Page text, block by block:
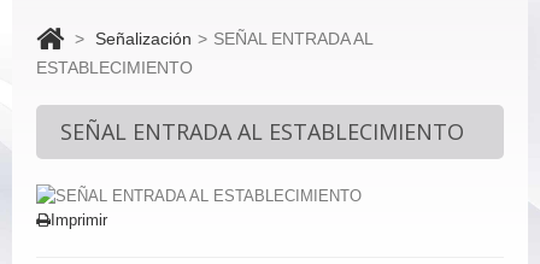
> Señalización > SEÑAL ENTRADA AL
ESTABLECIMIENTO
SEÑAL ENTRADA AL ESTABLECIMIENTO
Imprimir